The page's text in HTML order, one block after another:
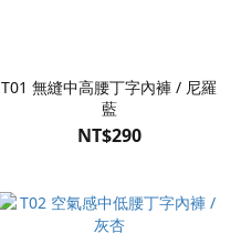
T01 無縫中高腰丁字內褲 / 尼羅
藍
NT$290